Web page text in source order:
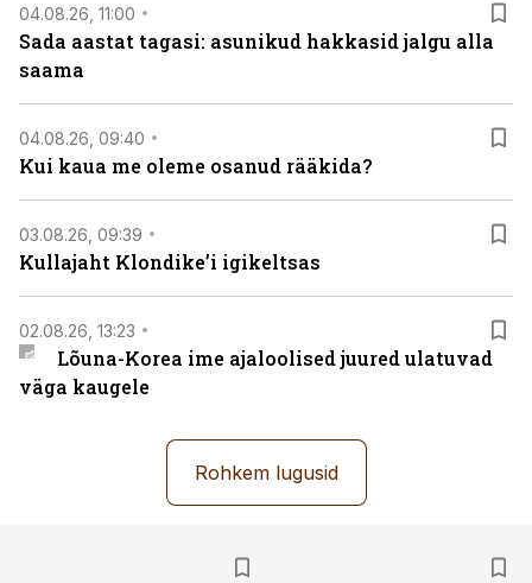
04.08.26, 11:00
Sada aastat tagasi: asunikud hakkasid jalgu alla
saama
04.08.26, 09:40
Kui kaua me oleme osanud rääkida?
03.08.26, 09:39
Kullajaht Klondike’i igikeltsas
02.08.26, 13:23
Lõuna-Korea ime ajaloolised juured ulatuvad
väga kaugele
Rohkem lugusid